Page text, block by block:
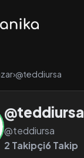
›@teddiursa
@teddiursa
@teddiursa
2 Takipçi6 Takip